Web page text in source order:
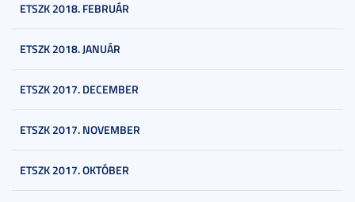
ETSZK 2018. FEBRUÁR
ETSZK 2018. JANUÁR
ETSZK 2017. DECEMBER
ETSZK 2017. NOVEMBER
ETSZK 2017. OKTÓBER